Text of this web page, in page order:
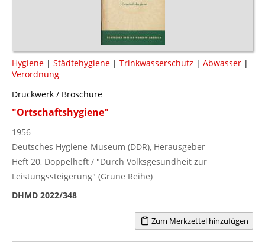
Hygiene | Städtehygiene | Trinkwasserschutz | Abwasser |
Verordnung
Druckwerk / Broschüre
"Ortschaftshygiene"
1956
Deutsches Hygiene-Museum (DDR), Herausgeber
Heft 20, Doppelheft / "Durch Volksgesundheit zur
Leistungssteigerung" (Grüne Reihe)
DHMD 2022/348
Zum Merkzettel hinzufügen